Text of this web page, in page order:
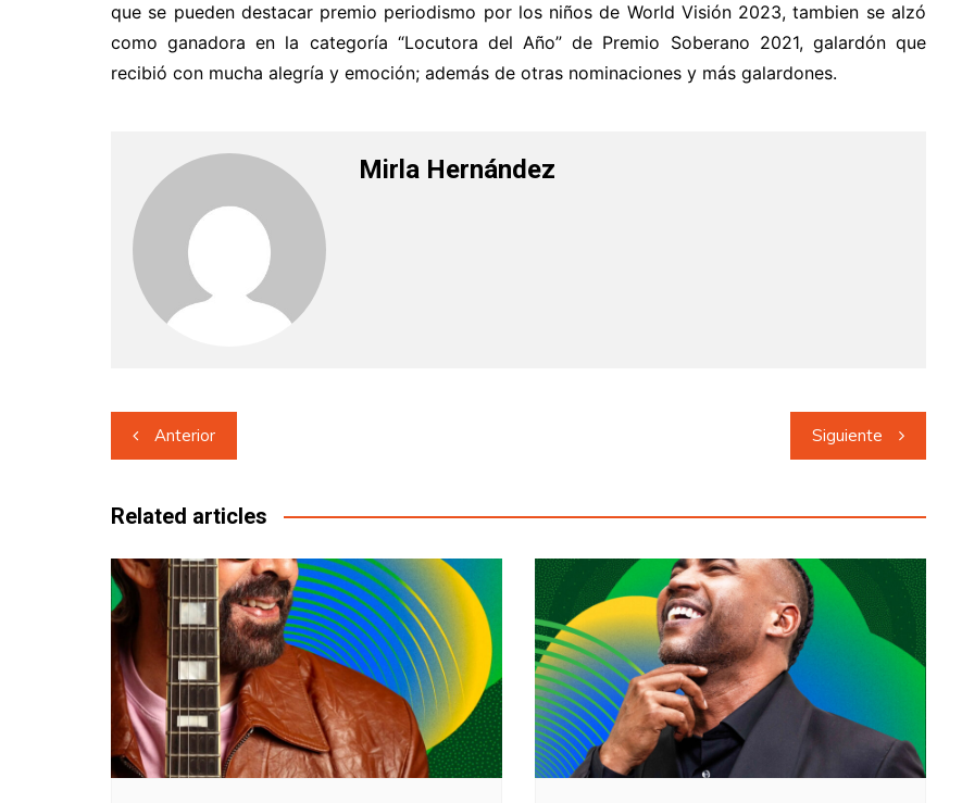
que se pueden destacar premio periodismo por los niños de World Visión 2023, tambien se alzó
como ganadora en la categoría “Locutora del Año” de Premio Soberano 2021, galardón que
recibió con mucha alegría y emoción; además de otras nominaciones y más galardones.
Mirla Hernández
Navegación
de
entradas
Anterior Siguiente
Related articles